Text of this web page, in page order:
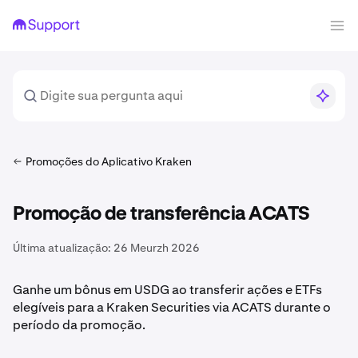
Promoções do Aplicativo Kraken
Promoção de transferência ACATS
Última atualização: 26 Meurzh 2026
Ganhe um bônus em USDG ao transferir ações e ETFs
elegíveis para a Kraken Securities via ACATS durante o
período da promoção.